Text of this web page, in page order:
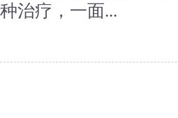
种治疗，一面...